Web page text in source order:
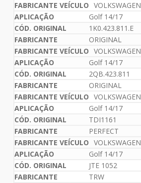
VOLKSWAGEN
Golf 14/17
1K0.423.811.E
ORIGINAL
VOLKSWAGEN
Golf 14/17
2QB.423.811
ORIGINAL
VOLKSWAGEN
Golf 14/17
TDI1161
PERFECT
VOLKSWAGEN
Golf 14/17
JTE 1052
TRW